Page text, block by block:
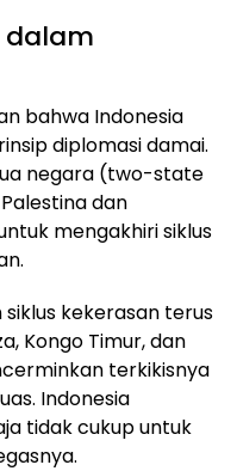
dalam
bahwa Indonesia
diplomasi damai.
negara (two-state
dan
mengakhiri siklus
kekerasan terus
Kongo Timur, dan
terkikisnya
Indonesia
tidak cukup untuk